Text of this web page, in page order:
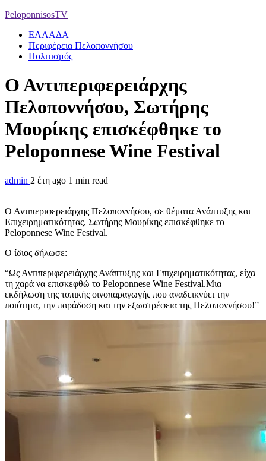
PeloponnisosTV
ΕΛΛΑΔΑ
Περιφέρεια Πελοποννήσου
Πολιτισμός
Ο Αντιπεριφερειάρχης
Πελοποννήσου, Σωτήρης
Μουρίκης επισκέφθηκε το
Peloponnese Wine Festival
admin 2 έτη ago 1 min read
Ο Αντιπεριφερειάρχης Πελοποννήσου, σε θέματα Ανάπτυξης και
Επιχειρηματικότητας, Σωτήρης Μουρίκης επισκέφθηκε το
Peloponnese Wine Festival.
Ο ίδιος δήλωσε:
“Ως Αντιπεριφερειάρχης Ανάπτυξης και Επιχειρηματικότητας, είχα
τη χαρά να επισκεφθώ το Peloponnese Wine Festival.Μια
εκδήλωση της τοπικής οινοπαραγωγής που αναδεικνύει την
ποιότητα, την παράδοση και την εξωστρέφεια της Πελοποννήσου!”